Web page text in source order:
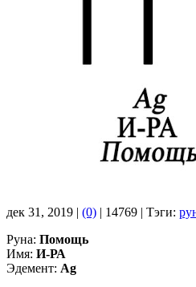
дек 31, 2019 | (0) | 14769 | Тэги:
Руна: Помощь
Имя: И-РА
Эдемент: Ag